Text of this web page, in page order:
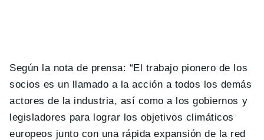
Según la nota de prensa: “El trabajo pionero de los
socios es un llamado a la acción a todos los demás
actores de la industria, así como a los gobiernos y
legisladores para lograr los objetivos climáticos
europeos junto con una rápida expansión de la red